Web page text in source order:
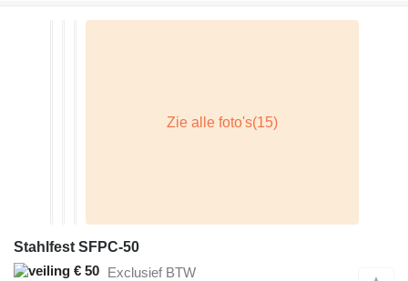
Stahlfest SFPC-50
€ 50 Exclusief BTW